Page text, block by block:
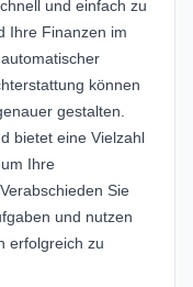
und einfach zu
Ihre Finanzen im
können
gestalten.
bietet eine Vielzahl
Ihre
Sie
und nutzen
erfolgreich zu